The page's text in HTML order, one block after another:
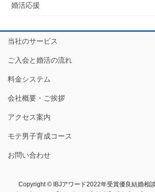
婚活応援
当社のサービス
ご入会と婚活の流れ
料金システム
会社概要・ご挨拶
アクセス案内
モテ男子育成コース
お問い合わせ
Copyright © IBJアワード2022年受賞優良結婚相